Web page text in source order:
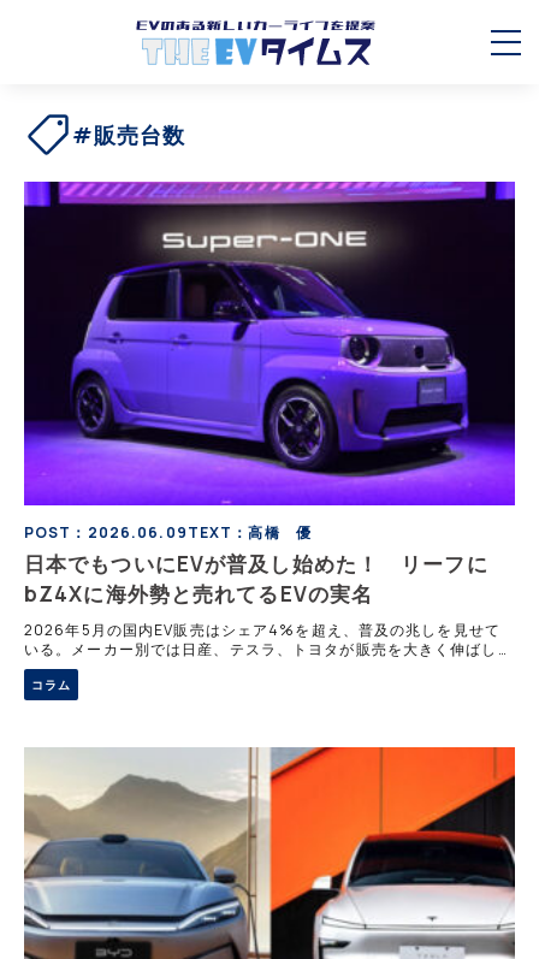
#販売台数
POST：2026.06.09TEXT：高橋 優
日本でもついにEVが普及し始めた！ リーフに
bZ4Xに海外勢と売れてるEVの実名
2026年5月の国内EV販売はシェア4%を超え、普及の兆しを見せて
いる。メーカー別では日産、テスラ、トヨタが販売を大きく伸ばし好
調を維持する一方で、BYDは補助金減額の影響で低迷した。今後の国
内市場におけるEV普及の鍵を握る軽自動車セグメントの重要性と、
各社の最新動向をあわせて解説する。
コラム